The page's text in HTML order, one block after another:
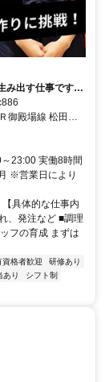
み出す仕事です。
御殿場線 松田南
23:00 実働8時間
※営業日により
具体的な仕事内
、発注など ■調理
フの育成 まずは
資格者歓迎
研修あり
あり
シフト制